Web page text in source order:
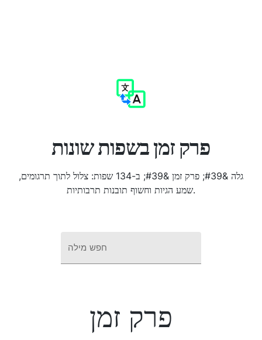
פרק זמן בשפות שונות
גלה &#39; פרק זמן &#39; ב-134 שפות: צלול לתוך תרגומים,
שמע הגיות וחשוף תובנות תרבותיות.
חפש מילה
פרק זמן